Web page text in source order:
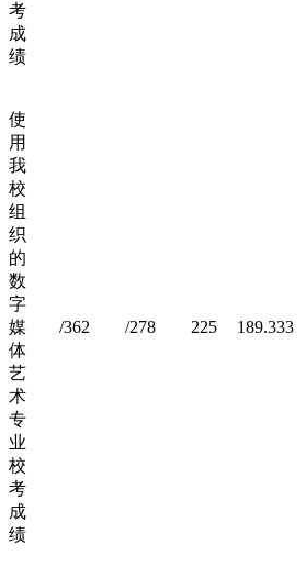
考
成
绩
使
用
我
校
组
织
的
数
字
媒
体
艺
术
专
业
校
考
成
绩
/362 /278 225 189.333